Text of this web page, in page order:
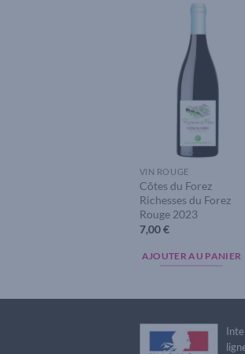
VIN ROUGE
Côtes du Forez
Richesses du Forez
Rouge 2023
7,00€
AJOUTER AU PANIER